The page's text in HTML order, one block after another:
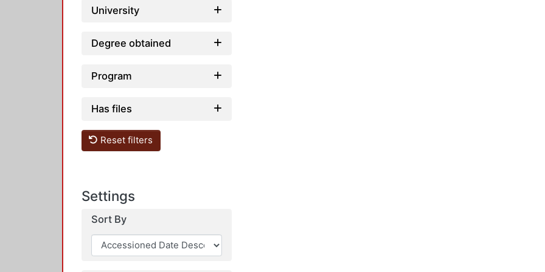
University
Degree obtained
Program
Has files
Reset filters
Settings
Sort By